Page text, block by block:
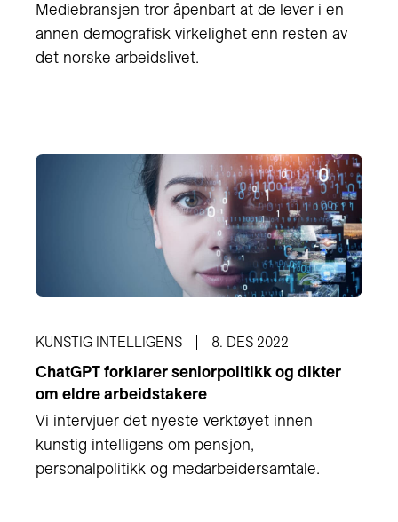
Mediebransjen tror åpenbart at de lever i en
annen demografisk virkelighet enn resten av
det norske arbeidslivet.
KUNSTIG INTELLIGENS 8. DES 2022
ChatGPT forklarer seniorpolitikk og dikter
om eldre arbeidstakere
Vi intervjuer det nyeste verktøyet innen
kunstig intelligens om pensjon,
personalpolitikk og medarbeidersamtale.